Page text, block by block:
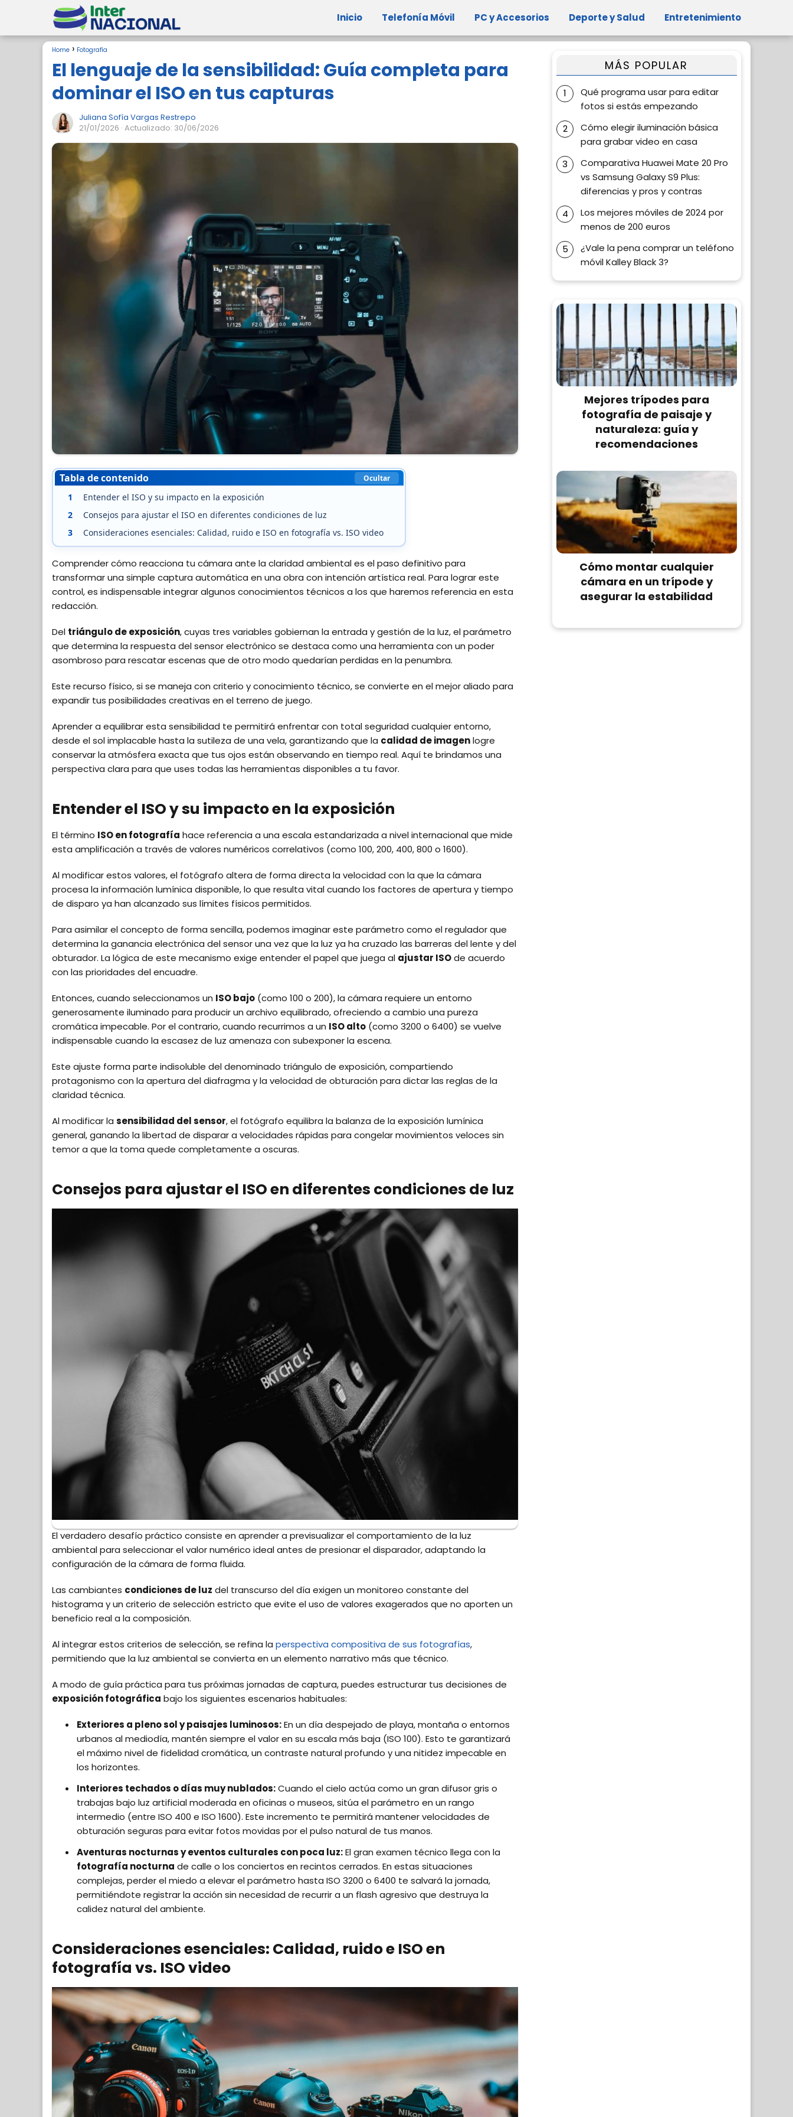
Inicio Telefonía Móvil PC y Accesorios Deporte y Salud Entretenimiento
Home Fotografía
El lenguaje de la sensibilidad: Guía completa para
dominar el ISO en tus capturas
Juliana Sofía Vargas Restrepo
21/01/2026 · Actualizado: 30/06/2026
Tabla de contenido Ocultar
1
Entender el ISO y su impacto en la exposición
2
Consejos para ajustar el ISO en diferentes condiciones de luz
3
Consideraciones esenciales: Calidad, ruido e ISO en fotografía vs. ISO video
Comprender cómo reacciona tu cámara ante la claridad ambiental es el paso definitivo para
transformar una simple captura automática en una obra con intención artística real. Para lograr este
control, es indispensable integrar algunos conocimientos técnicos a los que haremos referencia en esta
redacción.
Del triángulo de exposición, cuyas tres variables gobiernan la entrada y gestión de la luz, el parámetro
que determina la respuesta del sensor electrónico se destaca como una herramienta con un poder
asombroso para rescatar escenas que de otro modo quedarían perdidas en la penumbra.
Este recurso físico, si se maneja con criterio y conocimiento técnico, se convierte en el mejor aliado para
expandir tus posibilidades creativas en el terreno de juego.
Aprender a equilibrar esta sensibilidad te permitirá enfrentar con total seguridad cualquier entorno,
desde el sol implacable hasta la sutileza de una vela, garantizando que la calidad de imagenlogre
conservar la atmósfera exacta que tus ojos están observando en tiempo real. Aquí te brindamos una
perspectiva clara para que uses todas las herramientas disponibles a tu favor.
Entender el ISO y su impacto en la exposición
El término ISO en fotografía hace referencia a una escala estandarizada a nivel internacional que mide
esta amplificación a través de valores numéricos correlativos (como 100, 200, 400, 800 o 1600).
Al modificar estos valores, el fotógrafo altera de forma directa la velocidad con la que la cámara
procesa la información lumínica disponible, lo que resulta vital cuando los factores de apertura y tiempo
de disparo ya han alcanzado sus límites físicos permitidos.
Para asimilar el concepto de forma sencilla, podemos imaginar este parámetro como el regulador que
determina la ganancia electrónica del sensor una vez que la luz ya ha cruzado las barreras del lente y del
obturador. La lógica de este mecanismo exige entender el papel que juega al ajustar ISOde acuerdo
con las prioridades del encuadre.
Entonces, cuando seleccionamos un ISO bajo (como 100 o 200), la cámara requiere un entorno
generosamente iluminado para producir un archivo equilibrado, ofreciendo a cambio una pureza
cromática impecable. Por el contrario, cuando recurrimos a un ISO alto (como 3200 o 6400) se vuelve
indispensable cuando la escasez de luz amenaza con subexponer la escena.
Este ajuste forma parte indisoluble del denominado triángulo de exposición, compartiendo
protagonismo con la apertura del diafragma y la velocidad de obturación para dictar las reglas de la
claridad técnica.
Al modificar la sensibilidad del sensor, el fotógrafo equilibra la balanza de la exposición lumínica
general, ganando la libertad de disparar a velocidades rápidas para congelar movimientos veloces sin
temor a que la toma quede completamente a oscuras.
Consejos para ajustar el ISO en diferentes condiciones de luz
El verdadero desafío práctico consiste en aprender a previsualizar el comportamiento de la luz
ambiental para seleccionar el valor numérico ideal antes de presionar el disparador, adaptando la
configuración de la cámara de forma fluida.
Las cambiantes condiciones de luz del transcurso del día exigen un monitoreo constante del
histograma y un criterio de selección estricto que evite el uso de valores exagerados que no aporten un
beneficio real a la composición.
Al integrar estos criterios de selección, se refina la perspectiva compositiva de sus fotografías,
permitiendo que la luz ambiental se convierta en un elemento narrativo más que técnico.
A modo de guía práctica para tus próximas jornadas de captura, puedes estructurar tus decisiones de
exposición fotográfica bajo los siguientes escenarios habituales:
Exteriores a pleno sol y paisajes luminosos:En un día despejado de playa, montaña o entornos
urbanos al mediodía, mantén siempre el valor en su escala más baja (ISO 100). Esto te garantizará
el máximo nivel de fidelidad cromática, un contraste natural profundo y una nitidez impecable en
los horizontes.
Interiores techados o días muy nublados:Cuando el cielo actúa como un gran difusor gris o
trabajas bajo luz artificial moderada en oficinas o museos, sitúa el parámetro en un rango
intermedio (entre ISO 400 e ISO 1600). Este incremento te permitirá mantener velocidades de
obturación seguras para evitar fotos movidas por el pulso natural de tus manos.
Aventuras nocturnas y eventos culturales con poca luz:El gran examen técnico llega con la
fotografía nocturna de calle o los conciertos en recintos cerrados. En estas situaciones
complejas, perder el miedo a elevar el parámetro hasta ISO 3200 o 6400 te salvará la jornada,
permitiéndote registrar la acción sin necesidad de recurrir a un flash agresivo que destruya la
calidez natural del ambiente.
Consideraciones esenciales: Calidad, ruido e ISO en
fotografía vs. ISO video
MÁS POPULAR
Qué programa usar para editar
fotos si estás empezando
Cómo elegir iluminación básica
para grabar video en casa
Comparativa Huawei Mate 20 Pro
vs Samsung Galaxy S9 Plus:
diferencias y pros y contras
Los mejores móviles de 2024 por
menos de 200 euros
¿Vale la pena comprar un teléfono
móvil Kalley Black 3?
Mejores trípodes para
fotografía de paisaje y
naturaleza: guía y
recomendaciones
Cómo montar cualquier
cámara en un trípode y
asegurar la estabilidad